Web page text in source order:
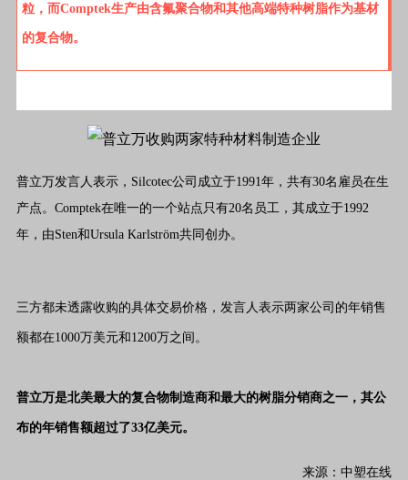
粒，而Comptek生产由含氟聚合物和其他高端特种树脂作为基材
的复合物。
普立万发言人表示，Silcotec公司成立于1991年，共有30名雇员在生
产点。Comptek在唯一的一个站点只有20名员工，其成立于1992
年，由Sten和Ursula Karlström共同创办。
三方都未透露收购的具体交易价格，发言人表示两家公司的年销售
额都在1000万美元和1200万之间。
普立万是北美最大的复合物制造商和最大的树脂分销商之一，其公
布的年销售额超过了33亿美元。
来源：中塑在线